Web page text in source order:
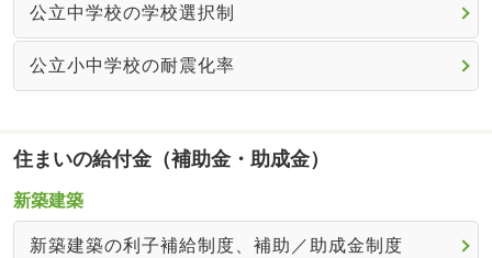
公立中学校の学校選択制
公立小中学校の耐震化率
住まいの給付金（補助金・助成金）
新築建築
新築建築の利子補給制度、補助／助成金制度